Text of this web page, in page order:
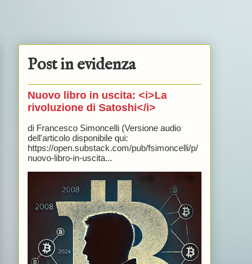
Post in evidenza
Nuovo libro in uscita: <i>La
rivoluzione di Satoshi</i>
di Francesco Simoncelli (Versione audio
dell'articolo disponibile qui:
https://open.substack.com/pub/fsimoncelli/p/
nuovo-libro-in-uscita...